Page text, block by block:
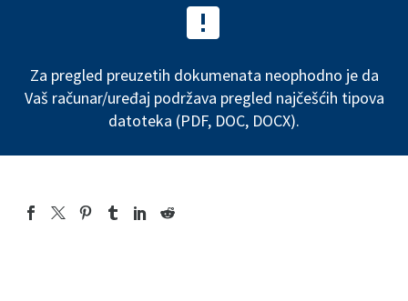


Za pregled preuzetih dokumenata neophodno je da
Vaš računar/uređaj podržava pregled najčešćih tipova
datoteka (PDF, DOC, DOCX).